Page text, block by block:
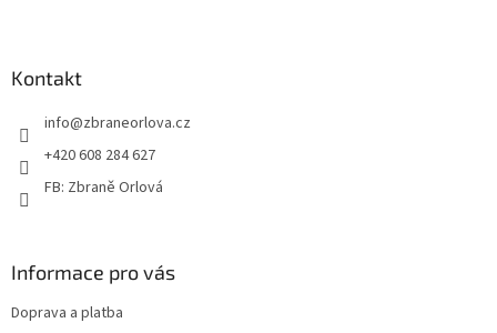
Kontakt
info@zbraneorlova.cz
+420 608 284 627
FB: Zbraně Orlová
Informace pro vás
Doprava a platba